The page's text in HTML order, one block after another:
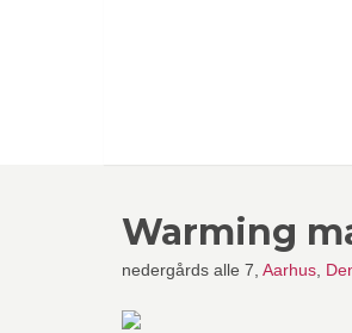
Warming
nedergårds alle 7, Aarhus